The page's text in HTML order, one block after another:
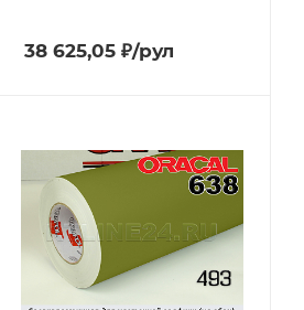
38 625,05₽/рул